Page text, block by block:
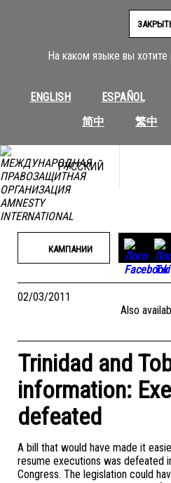
На каком языке вы хотите
ENGLISH ESPAÑOL
简中
繁中
РУССКИЙ
КАМПАНИИ
02/03/2011
Also
Trinidad and
information:
defeated
A bill that would have made it
resume executions was defeated
Congress. The legislation could